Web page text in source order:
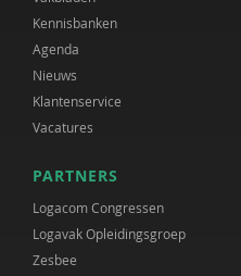
Kennisbanken
Agenda
Nieuws
Klantenservice
Vacatures
PARTNERS
Logacom Congressen
Logavak Opleidingsgroep
Zesbee